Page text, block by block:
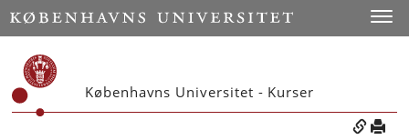
Københavns Universitet - Kurser